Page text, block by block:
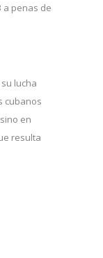
a penas de
lucha
cubanos
en
resulta